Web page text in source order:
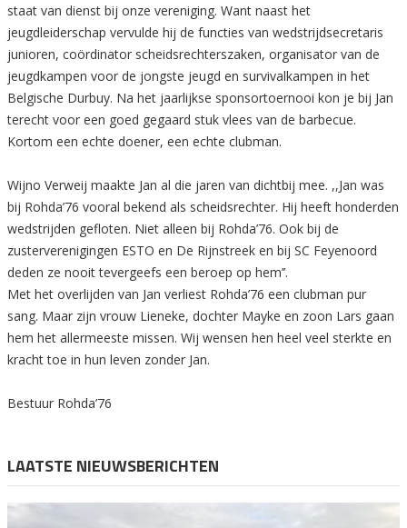
staat van dienst bij onze vereniging. Want naast het
jeugdleiderschap vervulde hij de functies van wedstrijdsecretaris
junioren, coördinator scheidsrechterszaken, organisator van de
jeugdkampen voor de jongste jeugd en survivalkampen in het
Belgische Durbuy. Na het jaarlijkse sponsortoernooi kon je bij Jan
terecht voor een goed gegaard stuk vlees van de barbecue.
Kortom een echte doener, een echte clubman.
Wijno Verweij maakte Jan al die jaren van dichtbij mee. ,,Jan was
bij Rohda’76 vooral bekend als scheidsrechter. Hij heeft honderden
wedstrijden gefloten. Niet alleen bij Rohda’76. Ook bij de
zusterverenigingen ESTO en De Rijnstreek en bij SC Feyenoord
deden ze nooit tevergeefs een beroep op hem’’.
Met het overlijden van Jan verliest Rohda’76 een clubman pur
sang. Maar zijn vrouw Lieneke, dochter Mayke en zoon Lars gaan
hem het allermeeste missen. Wij wensen hen heel veel sterkte en
kracht toe in hun leven zonder Jan.
Bestuur Rohda’76
LAATSTE NIEUWSBERICHTEN